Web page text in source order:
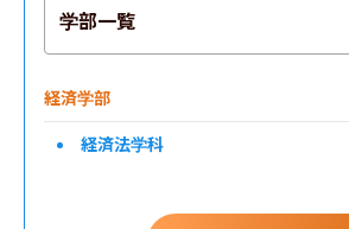
学部一覧
経済学部
経済法学科